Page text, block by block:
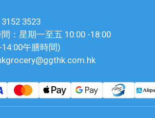
3523
：星期一至五 10:00 -18:00
14:00午膳時間)